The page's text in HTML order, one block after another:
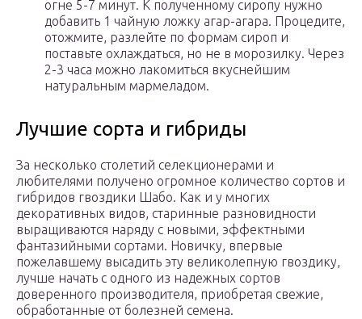
огне 5-7 минут. К полученному сиропу нужно
добавить 1 чайную ложку агар-агара. Процедите,
отожмите, разлейте по формам сироп и
поставьте охлаждаться, но не в морозилку. Через
2-3 часа можно лакомиться вкуснейшим
натуральным мармеладом.
Лучшие сорта и гибриды
За несколько столетий селекционерами и
любителями получено огромное количество сортов и
гибридов гвоздики Шабо. Как и у многих
декоративных видов, старинные разновидности
выращиваются наряду с новыми, эффектными
фантазийными сортами. Новичку, впервые
пожелавшему высадить эту великолепную гвоздику,
лучше начать с одного из надежных сортов
доверенного производителя, приобретая свежие,
обработанные от болезней семена.